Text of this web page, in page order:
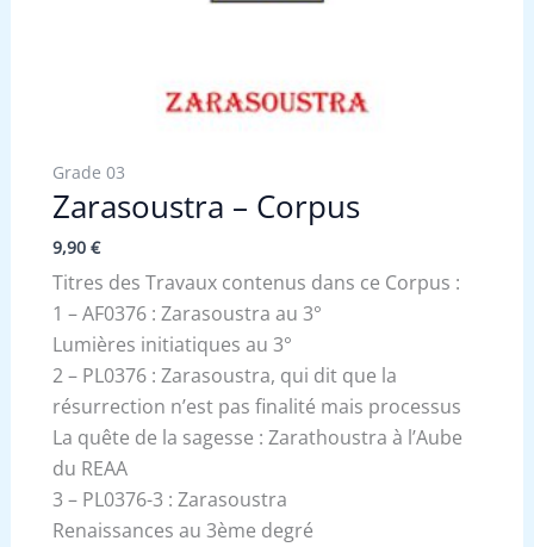
Grade 03
Zarasoustra – Corpus
9,90 €
Titres des Travaux contenus dans ce Corpus :
1 – AF0376 : Zarasoustra au 3°
Lumières initiatiques au 3°
2 – PL0376 : Zarasoustra, qui dit que la
résurrection n’est pas finalité mais processus
La quête de la sagesse : Zarathoustra à l’Aube
du REAA
3 – PL0376-3 : Zarasoustra
Renaissances au 3ème degré